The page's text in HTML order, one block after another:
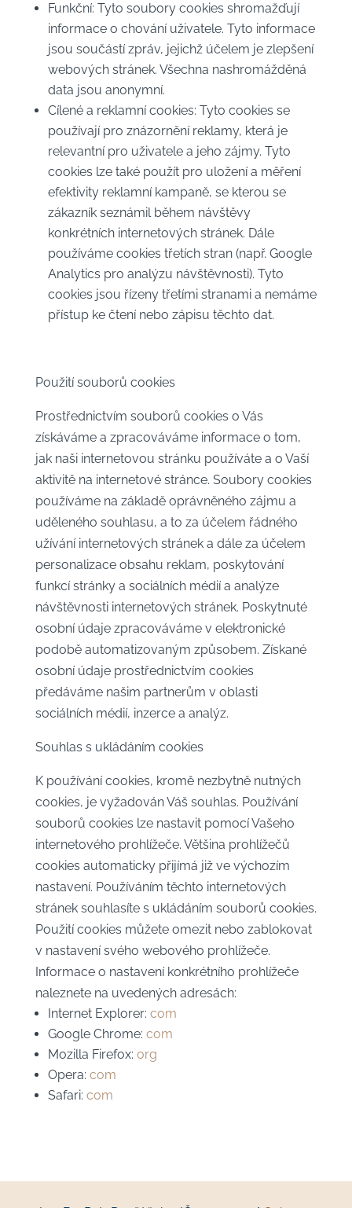
Funkční: Tyto soubory cookies shromažďují
informace o chování uživatele. Tyto informace
jsou součástí zpráv, jejichž účelem je zlepšení
webových stránek. Všechna nashromážděná
data jsou anonymní.
Cílené a reklamní cookies: Tyto cookies se
používají pro znázornění reklamy, která je
relevantní pro uživatele a jeho zájmy. Tyto
cookies lze také použít pro uložení a měření
efektivity reklamní kampaně, se kterou se
zákazník seznámil během návštěvy
konkrétních internetových stránek. Dále
používáme cookies třetích stran (např. Google
Analytics pro analýzu návštěvnosti). Tyto
cookies jsou řízeny třetími stranami a nemáme
přístup ke čtení nebo zápisu těchto dat.
Použití souborů cookies
Prostřednictvím souborů cookies o Vás
získáváme a zpracováváme informace o tom,
jak naši internetovou stránku používáte a o Vaší
aktivitě na internetové stránce. Soubory cookies
používáme na základě oprávněného zájmu a
uděleného souhlasu, a to za účelem řádného
užívání internetových stránek a dále za účelem
personalizace obsahu reklam, poskytování
funkcí stránky a sociálních médií a analýze
návštěvnosti internetových stránek. Poskytnuté
osobní údaje zpracováváme v elektronické
podobě automatizovaným způsobem. Získané
osobní údaje prostřednictvím cookies
předáváme našim partnerům v oblasti
sociálních médií, inzerce a analýz.
Souhlas s ukládáním cookies
K používání cookies, kromě nezbytně nutných
cookies, je vyžadován Váš souhlas. Používání
souborů cookies lze nastavit pomocí Vašeho
internetového prohlížeče. Většina prohlížečů
cookies automaticky přijímá již ve výchozím
nastavení. Používáním těchto internetových
stránek souhlasíte s ukládáním souborů cookies.
Použití cookies můžete omezit nebo zablokovat
v nastavení svého webového prohlížeče.
Informace o nastavení konkrétního prohlížeče
naleznete na uvedených adresách:
Internet Explorer: com
Google Chrome: com
Mozilla Firefox: org
Opera: com
Safari: com